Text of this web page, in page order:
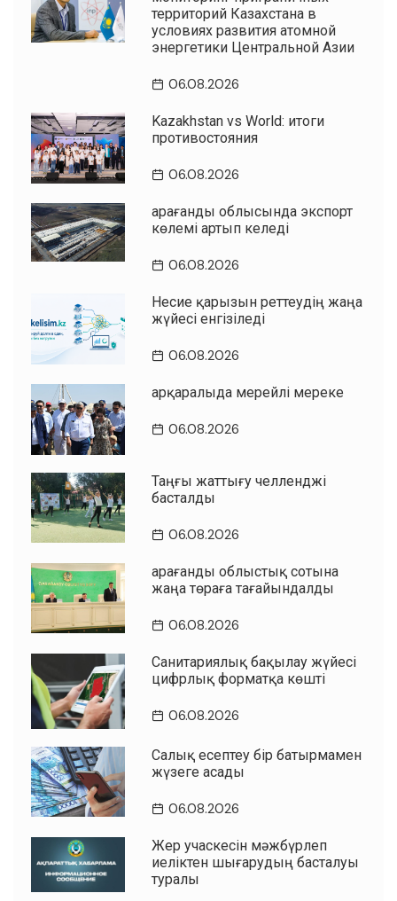
территорий Казахстана в
условиях развития атомной
энергетики Центральной Азии
06.08.2026
Kazakhstan vs World: итоги
противостояния
06.08.2026
Қарағанды облысында экспорт
көлемі артып келеді
06.08.2026
Несие қарызын реттеудің жаңа
жүйесі енгізіледі
06.08.2026
Қарқаралыда мерейлі мереке
06.08.2026
Таңғы жаттығу челленджі
басталды
06.08.2026
Қарағанды облыстық сотына
жаңа төраға тағайындалды
06.08.2026
Санитариялық бақылау жүйесі
цифрлық форматқа көшті
06.08.2026
Салық есептеу бір батырмамен
жүзеге асады
06.08.2026
Жер учаскесін мәжбүрлеп
иеліктен шығарудың басталуы
туралы